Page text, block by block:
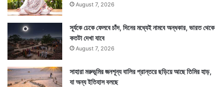
অমৃতযোগ ও মাহেন্দ্রযোগে করলে শুভ ফল পাওয়া যেতে পারে।
August 7, 2026
সূর্যকে ঢেকে ফেলবে চাঁদ, দিনের মধ্যেই নামবে অন্ধকার, ভারত থেকে
কতটা দেখা যাবে
August 7, 2026
সাহারা মরুভূমির জনশূন্য বালির প্রান্তরে ছড়িয়ে আছে তিমির হাড়,
যা অন্য ইতিহাস বলছে